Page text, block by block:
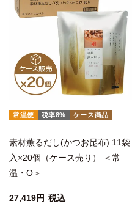
常温便 税率8% ケース商品
素材薫るだし(かつお昆布) 11袋
入×20個（ケース売り） ＜常
温・O＞
27,419 税込